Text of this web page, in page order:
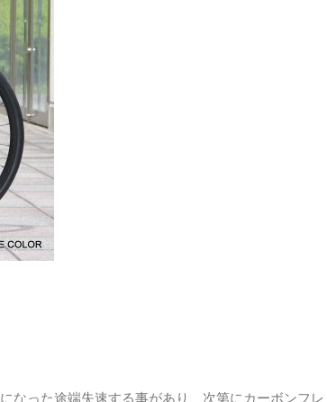
なった途端失速する事があり、次第にカーボンフレ